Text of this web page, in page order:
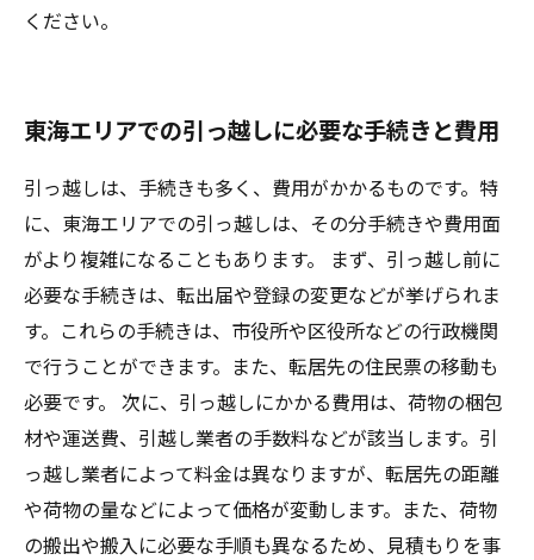
ください。
東海エリアでの引っ越しに必要な手続きと費用
引っ越しは、手続きも多く、費用がかかるものです。特
に、東海エリアでの引っ越しは、その分手続きや費用面
がより複雑になることもあります。 まず、引っ越し前に
必要な手続きは、転出届や登録の変更などが挙げられま
す。これらの手続きは、市役所や区役所などの行政機関
で行うことができます。また、転居先の住民票の移動も
必要です。 次に、引っ越しにかかる費用は、荷物の梱包
材や運送費、引越し業者の手数料などが該当します。引
っ越し業者によって料金は異なりますが、転居先の距離
や荷物の量などによって価格が変動します。また、荷物
の搬出や搬入に必要な手順も異なるため、見積もりを事